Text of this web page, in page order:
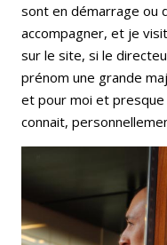
sont en démarrage ou
accompagner, et je
sur le site, si le
prénom une grande
et pour moi et presque
connait,